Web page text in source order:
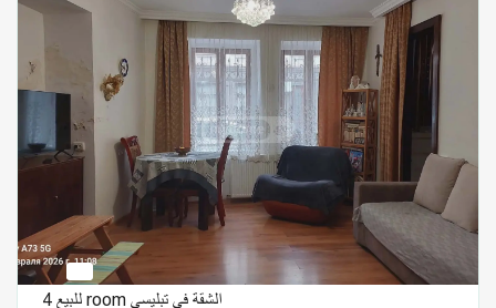
للبيع 4 room الشقة في تبليسي